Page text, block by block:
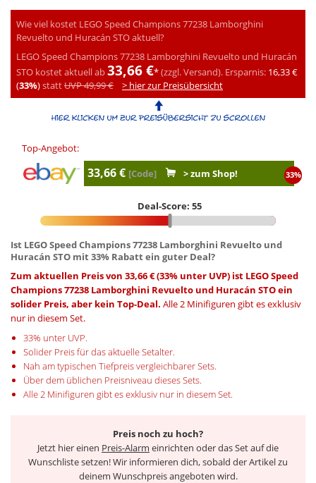
Wie viel kostet LEGO Speed Champions 77238 Lamborghini
Revuelto und Huracán STO aktuell?
LEGO Speed Champions 77238 Lamborghini Revuelto und Huracán
STO kostet aktuell ab33,66 €*(zzgl. Versand). Ersparnis: 16,33 €
(33%)stattUVP 49,99 € > hier zur Preisübersicht
Top-Angebot:
33,66 € [Code] 33%
> zum Shop!
Deal-Score: 55
Ist LEGO Speed Champions 77238 Lamborghini Revuelto und
Huracán STO mit 33% Rabatt ein guter Deal?
Zum aktuellen Preis von 33,66 € (33% unter UVP) ist LEGO Speed
Champions 77238 Lamborghini Revuelto und Huracán STO ein
solider Preis, aber kein Top-Deal. Alle 2 Minifiguren gibt es exklusiv
nur in diesem Set.
33% unter UVP.
Solider Preis für das aktuelle Setalter.
Nah am typischen Tiefpreis vergleichbarer Sets.
Über dem üblichen Preisniveau dieses Sets.
Alle 2 Minifiguren gibt es exklusiv nur in diesem Set.
Preis noch zu hoch?
Jetzt hier einen Preis-Alarm einrichten oder das Set auf die
Wunschliste setzen! Wir informieren dich, sobald der Artikel zu
deinem Wunschpreis angeboten wird.